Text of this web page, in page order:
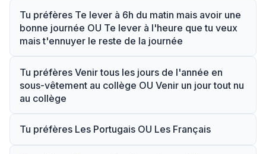
Tu préfères Te lever à 6h du matin mais avoir une
bonne journée OU Te lever à l'heure que tu veux
mais t'ennuyer le reste de la journée
Tu préfères Venir tous les jours de l'année en
sous-vêtement au collège OU Venir un jour tout nu
au collège
Tu préfères Les Portugais OU Les Français